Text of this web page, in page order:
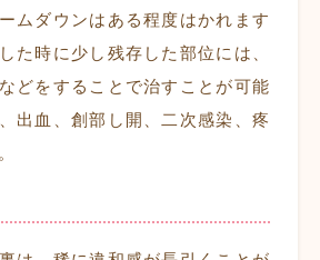
ムダウンはある程度はかれます
た時に少し残存した部位には、
どをすることで治すことが可能
出血、創部し開、二次感染、疼